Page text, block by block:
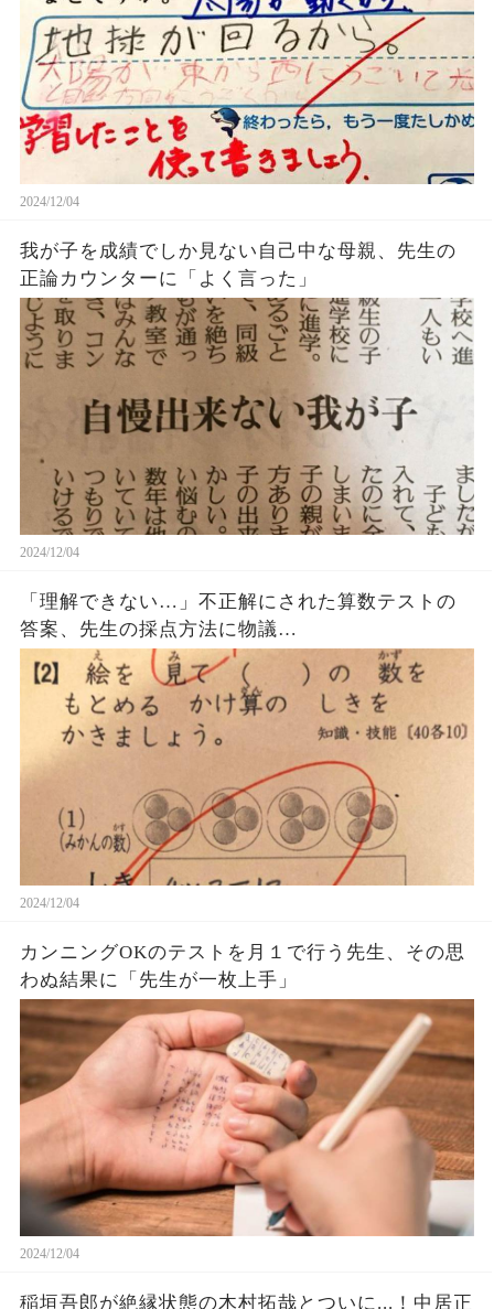
2024/12/04
我が子を成績でしか見ない自己中な母親、先生の
正論カウンターに「よく言った」
2024/12/04
「理解できない…」不正解にされた算数テストの
答案、先生の採点方法に物議…
2024/12/04
カンニングOKのテストを月１で行う先生、その思
わぬ結果に「先生が一枚上手」
2024/12/04
稲垣吾郎が絶縁状態の木村拓哉とついに...！中居正